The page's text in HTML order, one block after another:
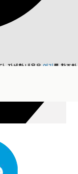
. 자세한 내용은 여기를 참조하